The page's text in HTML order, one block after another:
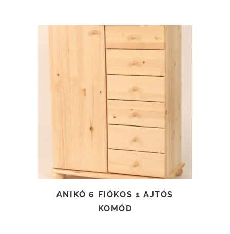
TOVÁBB OLVASOM
ANIKÓ 6 FIÓKOS 1 AJTÓS
KOMÓD